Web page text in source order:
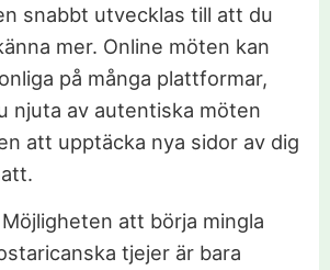
snabbt utvecklas till att du
mer. Online möten kan
på många plattformar,
njuta av autentiska möten
att upptäcka nya sidor av dig
att börja mingla
tjejer är bara